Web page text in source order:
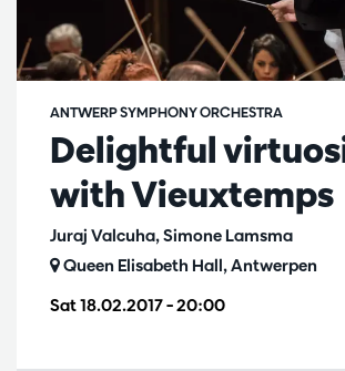
Delightful
with Vieuxtemps
Juraj Valcuha, Simone Lamsma
ANTWERP SYMPHONY ORCHESTRA
Sat 18.02.2017– 20:00
Queen Elisabeth Hall, Antwerpen